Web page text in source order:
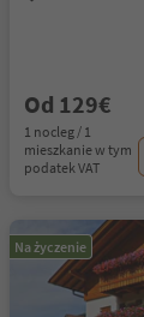
Od 129€
1 nocleg / 1
mieszkanie w tym
podatek VAT
Na życzenie